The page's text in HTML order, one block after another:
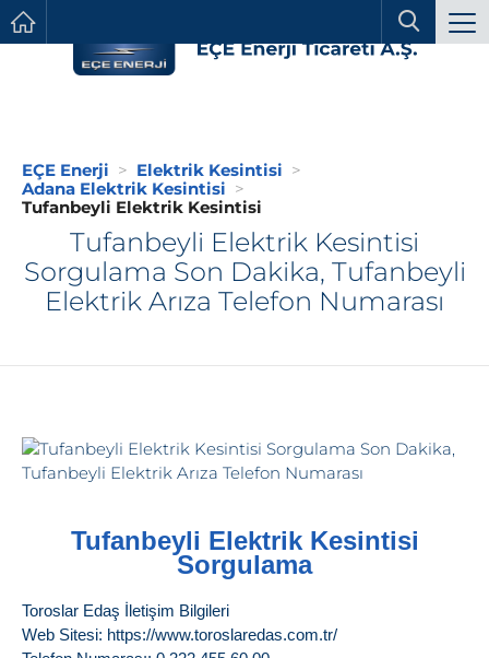
EÇE Enerji
Elektrik Kesintisi
Adana Elektrik Kesintisi
Tufanbeyli Elektrik Kesintisi
Tufanbeyli Elektrik Kesintisi
Sorgulama Son Dakika, Tufanbeyli
Elektrik Arıza Telefon Numarası
Tufanbeyli Elektrik Kesintisi
Sorgulama
Toroslar Edaş İletişim Bilgileri
Web Sitesi: https://www.toroslaredas.com.tr/